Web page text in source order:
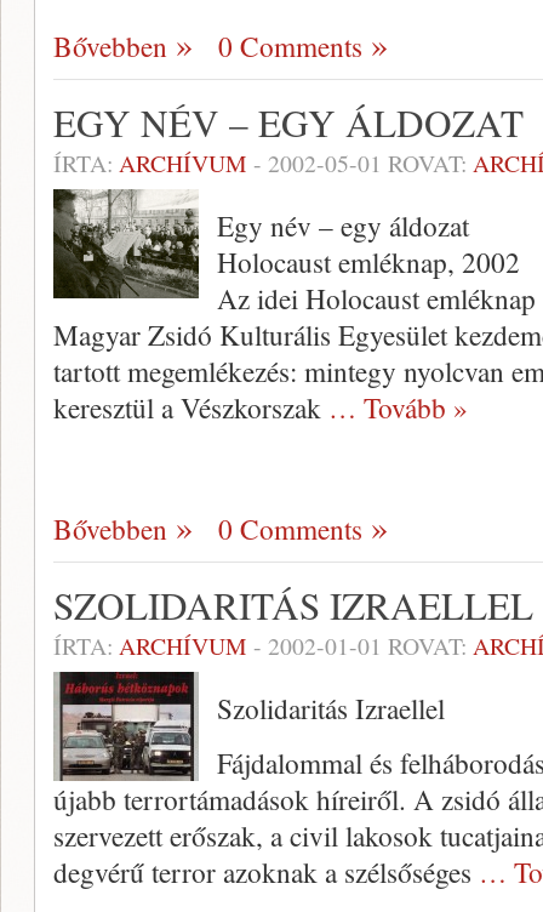
Bővebben 0 Comments
EGY NÉV – EGY ÁLDOZAT
ÍRTA: ARCHÍVUM - 2002-05-01 ROVAT:
Egy név – egy áldozat
Holocaust emléknap, 2002
Az idei Holocaust
Magyar Zsi­dó Kulturális Egyesület
tartott meg­emlékezés: mintegy nyolcvan
keresztül a Vész­korszak … Tovább »
Bővebben 0 Comments
SZOLIDARITÁS IZRAELLEL
ÍRTA: ARCHÍVUM - 2002-01-01 ROVAT:
Szolidaritás Izraellel
Fájdalommal és
újabb terrortámadások híreiről. A zsidó
szervezett erőszak, a civil lakosok
degvérű terror azoknak a szélsőséges …